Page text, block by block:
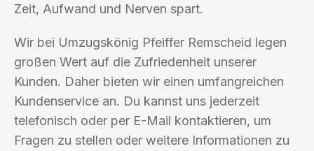
Zeit, Aufwand und Nerven spart.
Wir bei Umzugskönig Pfeiffer Remscheid legen
großen Wert auf die Zufriedenheit unserer
Kunden. Daher bieten wir einen umfangreichen
Kundenservice an. Du kannst uns jederzeit
telefonisch oder per E-Mail kontaktieren, um
Fragen zu stellen oder weitere Informationen zu